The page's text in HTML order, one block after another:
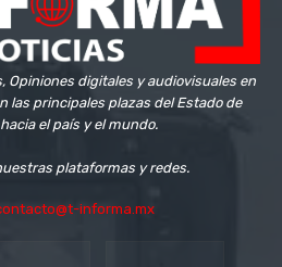
Opiniones digitales y audiovisuales en
las principales plazas del Estado de
el país y el mundo.
plataformas y redes.
informa.mx